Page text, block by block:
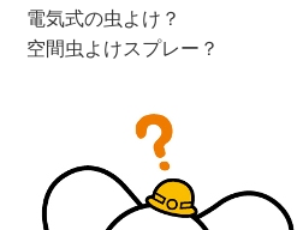
電気式の虫よけ？
空間虫よけスプレー？